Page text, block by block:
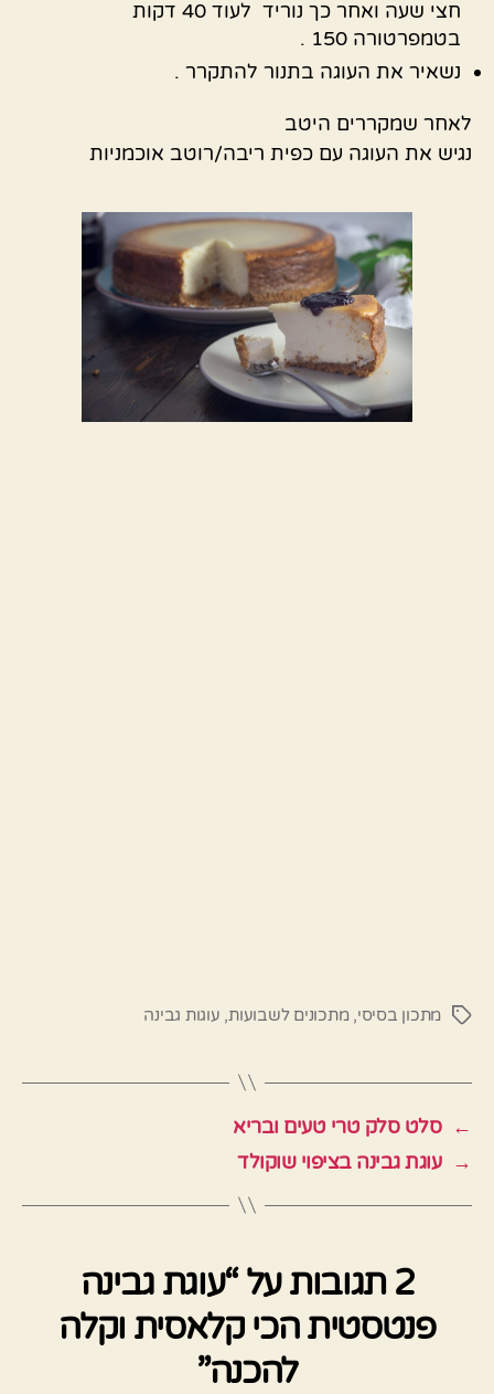
חצי שעה ואחר כך נוריד לעוד 40 דקות
בטמפרטורה 150 .
נשאיר את העוגה בתנור להתקרר .
לאחר שמקררים היטב
נגיש את העוגה עם כפית ריבה/רוטב אוכמניות
תגיותמתכון בסיסי,מתכונים לשבועות, עוגות גבינה
← סלט סלק טרי טעים ובריא
→ עוגת גבינה בציפוי שוקולד
2 תגובות על “עוגת גבינה
פנטסטית הכי קלאסית וקלה
להכנה”